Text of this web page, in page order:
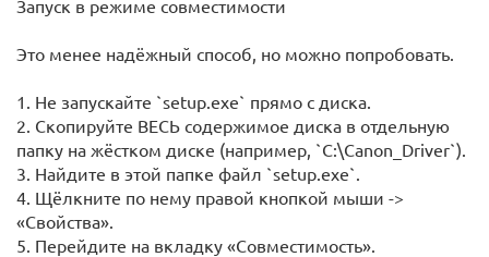
Запуск в режиме совместимости
Это менее надёжный способ, но можно попробовать.
1. Не запускайте `setup.exe` прямо с диска.
2. Скопируйте ВЕСЬ содержимое диска в отдельную
папку на жёстком диске (например, `C:\Canon_Driver`).
3. Найдите в этой папке файл `setup.exe`.
4. Щёлкните по нему правой кнопкой мыши ->
«Свойства».
5. Перейдите на вкладку «Совместимость».